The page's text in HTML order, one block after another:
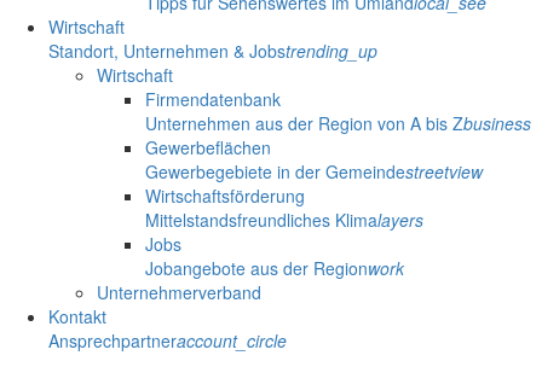
Wirtschaft
Standort, Unternehmen & Jobstrending_up
Wirtschaft
Firmendatenbank
Unternehmen aus der Region von A bis Zbusiness
Gewerbeflächen
Gewerbegebiete in der Gemeindestreetview
Wirtschaftsförderung
Mittelstandsfreundliches Klimalayers
Jobs
Jobangebote aus der Regionwork
Unternehmerverband
Kontakt
Ansprechpartneraccount_circle